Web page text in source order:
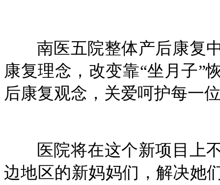
南医五院整体产后康复
康复理念，改变靠“坐月子”
后康复观念，关爱呵护每一
医院将在这个新项目上
边地区的新妈妈们，解决她